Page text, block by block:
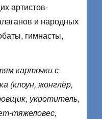
артистов-
и народных
гимнасты,
карточки с
(клоун, жонглёр,
укротитель,
тяжеловес,